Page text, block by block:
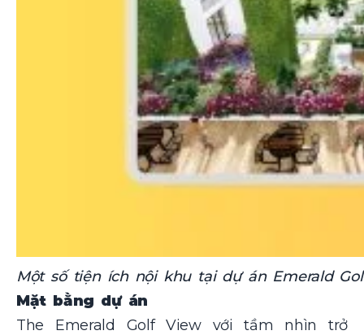
Một số tiện ích nội khu tại dự án Emerald
Mặt bằng dự án
The Emerald Golf View với tầm nhìn trở